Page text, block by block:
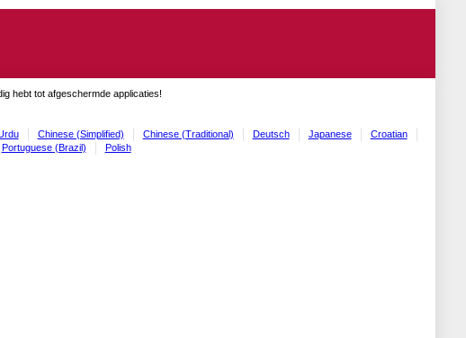
hebt tot afgeschermde applicaties!
Chinese (Simplified) Chinese (Traditional) Deutsch Japanese
Croatian
Portuguese (Brazil) Polish